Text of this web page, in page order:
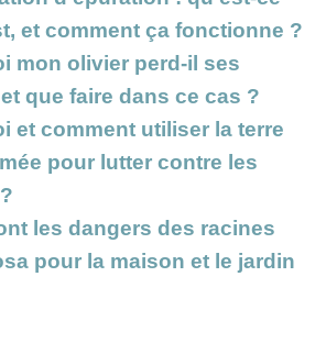
et comment ça fonctionne ?
mon olivier perd-il ses
que faire dans ce cas ?
et comment utiliser la terre
pour lutter contre les
les dangers des racines
pour la maison et le jardin